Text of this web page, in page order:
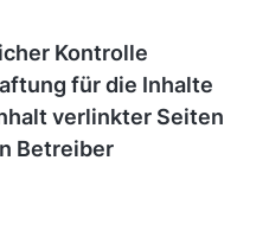
Kontrolle
für die Inhalte
verlinkter Seiten
Betreiber